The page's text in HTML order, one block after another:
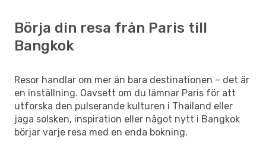
Börja din resa från Paris till
Bangkok
Resor handlar om mer än bara destinationen – det är
en inställning. Oavsett om du lämnar Paris för att
utforska den pulserande kulturen i Thailand eller
jaga solsken, inspiration eller något nytt i Bangkok
börjar varje resa med en enda bokning.